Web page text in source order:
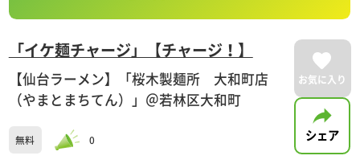
「イケ麺チャージ」【チャージ！】
【仙台ラーメン】「桜木製麺所 大和町店
（やまとまちてん）」＠若林区大和町
無料 0
お気に入り
シェア